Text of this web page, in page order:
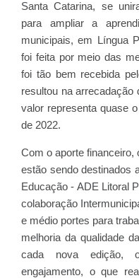
Santa Catarina, se
para ampliar a
municipais, em Língua
foi feita por meio das
foi tão bem recebida
resultou na arrecadação
valor representa quase
de 2022.
Com o aporte
estão sendo destinados
Educação - ADE Litoral
colaboração
e médio portes para
melhoria da qualidade
cada nova edição,
engajamento, o que